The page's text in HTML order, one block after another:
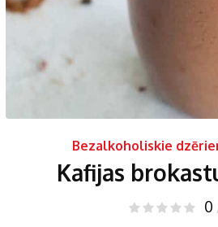
Bezalkoholiskie
Kafijas
0